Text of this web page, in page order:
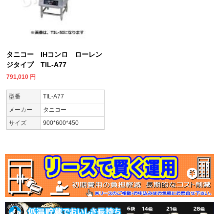
タニコー IHコンロ ローレン
ジタイプ TIL-A77
791,010 円
型番
TIL-A77
メーカー
タニコー
サイズ
900*600*450